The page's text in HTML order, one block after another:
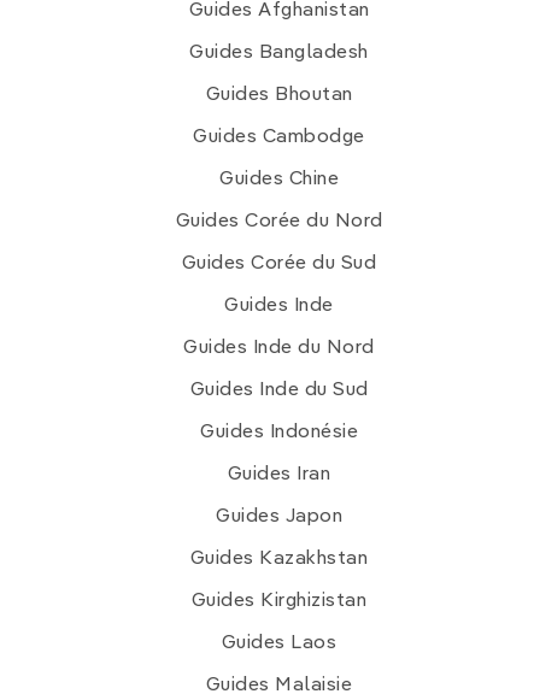
Guides Afghanistan
Guides Bangladesh
Guides Bhoutan
Guides Cambodge
Guides Chine
Guides Corée du Nord
Guides Corée du Sud
Guides Inde
Guides Inde du Nord
Guides Inde du Sud
Guides Indonésie
Guides Iran
Guides Japon
Guides Kazakhstan
Guides Kirghizistan
Guides Laos
Guides Malaisie